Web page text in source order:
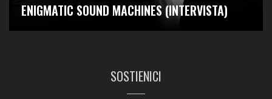
ENIGMATIC SOUND MACHINES (INTERVISTA)
SOSTIENICI